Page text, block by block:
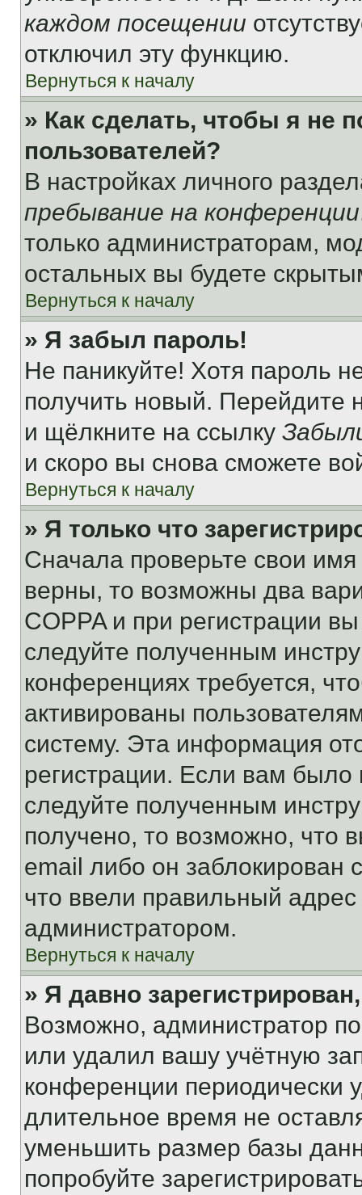
каждом посещении
отключил эту функцию.
Вернуться к началу
» Как сделать, чтобы я не
пользователей?
В настройках личного
пребывание на конференции
только администраторам,
остальных вы будете
Вернуться к началу
» Я забыл пароль!
Не паникуйте! Хотя пароль
получить новый. Перейдите
и щёлкните на ссылку
и скоро вы снова сможете
Вернуться к началу
» Я только что
Сначала проверьте свои
верны, то возможны два
COPPA и при регистрации
следуйте полученным
конференциях требуется,
активированы
систему. Эта информация
регистрации. Если вам
следуйте полученным
получено, то возможно, что
email либо он
что ввели правильный адрес
администратором.
Вернуться к началу
» Я давно
Возможно, администратор
или удалил вашу учётную
конференции периодически
длительное время не
уменьшить размер базы
попробуйте